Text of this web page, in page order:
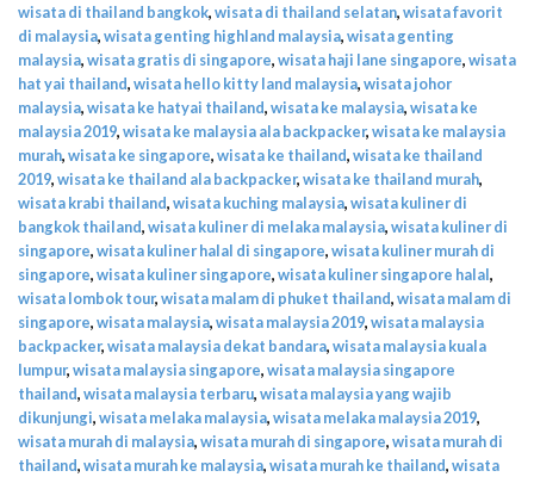
wisata di thailand bangkok,wisata di thailand selatan,wisata favorit
di malaysia,wisata genting highland malaysia,wisata genting
malaysia,wisata gratis di singapore,wisata haji lane singapore,wisata
hat yai thailand,wisata hello kitty land malaysia,wisata johor
malaysia,wisata ke hatyai thailand,wisata ke malaysia,wisata ke
malaysia 2019,wisata ke malaysia ala backpacker,wisata ke malaysia
murah,wisata ke singapore,wisata ke thailand,wisata ke thailand
2019,wisata ke thailand ala backpacker,wisata ke thailand murah,
wisata krabi thailand,wisata kuching malaysia,wisata kuliner di
bangkok thailand,wisata kuliner di melaka malaysia,wisata kuliner di
singapore,wisata kuliner halal di singapore,wisata kuliner murah di
singapore,wisata kuliner singapore,wisata kuliner singapore halal,
wisata lombok tour,wisata malam di phuket thailand,wisata malam di
singapore,wisata malaysia,wisata malaysia 2019,wisata malaysia
backpacker,wisata malaysia dekat bandara,wisata malaysia kuala
lumpur,wisata malaysia singapore,wisata malaysia singapore
thailand,wisata malaysia terbaru,wisata malaysia yang wajib
dikunjungi,wisata melaka malaysia,wisata melaka malaysia 2019,
wisata murah di malaysia,wisata murah di singapore,wisata murah di
thailand,wisata murah ke malaysia,wisata murah ke thailand,wisata